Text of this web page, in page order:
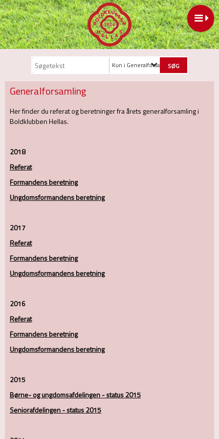
Kun i Generalforsamling
Generalforsamling
Her finder du referat og beretninger fra årets generalforsamling i
Boldklubben Hellas.
2018
Referat
Formandens beretning
Ungdomsformandens beretning
2017
Referat
Formandens beretning
Ungdomsformandens beretning
2016
Referat
Formandens beretning
Ungdomsformandens beretning
2015
Børne- og ungdomsafdelingen - status 2015
Seniorafdelingen - status 2015